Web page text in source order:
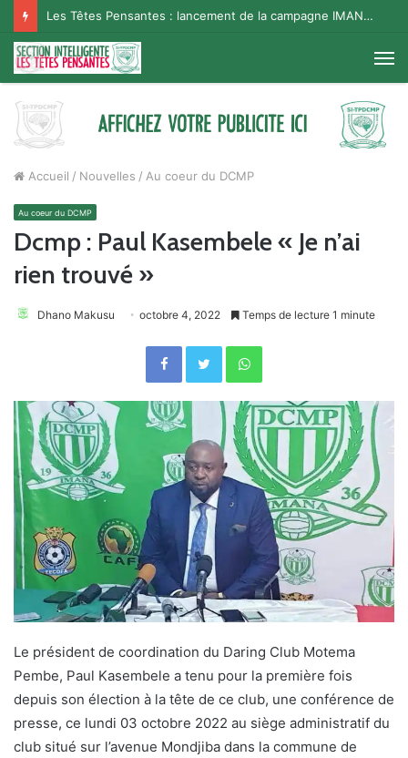
Les Têtes Pensantes : lancement de la campagne IMANA na BISO, Supporter Telema
Accueil / Nouvelles / Au coeur du DCMP
Au coeur du DCMP
Dcmp : Paul Kasembele « Je n’ai
rien trouvé »
Dhano Makusu octobre 4, 2022 Temps de lecture 1 minute
FacebookTwitterWhatsApp
Le président de coordination du Daring Club Motema
Pembe, Paul Kasembele a tenu pour la première fois
depuis son élection à la tête de ce club, une conférence de
presse, ce lundi 03 octobre 2022 au siège administratif du
club situé sur l’avenue Mondjiba dans la commune de